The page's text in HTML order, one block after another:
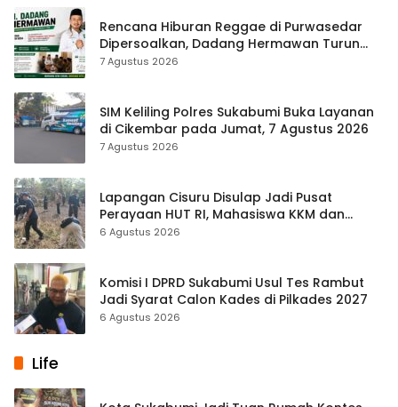
Rencana Hiburan Reggae di Purwasedar
Dipersoalkan, Dadang Hermawan Turun
Memfasilitasi Musyawarah
7 Agustus 2026
SIM Keliling Polres Sukabumi Buka Layanan
di Cikembar pada Jumat, 7 Agustus 2026
7 Agustus 2026
Lapangan Cisuru Disulap Jadi Pusat
Perayaan HUT RI, Mahasiswa KKM dan
Warga Satukan Tenaga
6 Agustus 2026
Komisi I DPRD Sukabumi Usul Tes Rambut
Jadi Syarat Calon Kades di Pilkades 2027
6 Agustus 2026
Life